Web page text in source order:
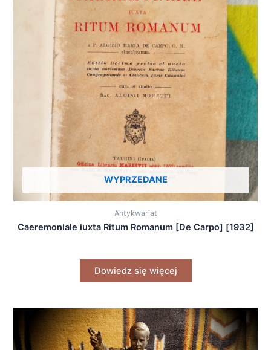
WYPRZEDANE
Antykwariat
Caeremoniale iuxta Ritum Romanum [De Carpo] [1932]
Dowiedz się więcej